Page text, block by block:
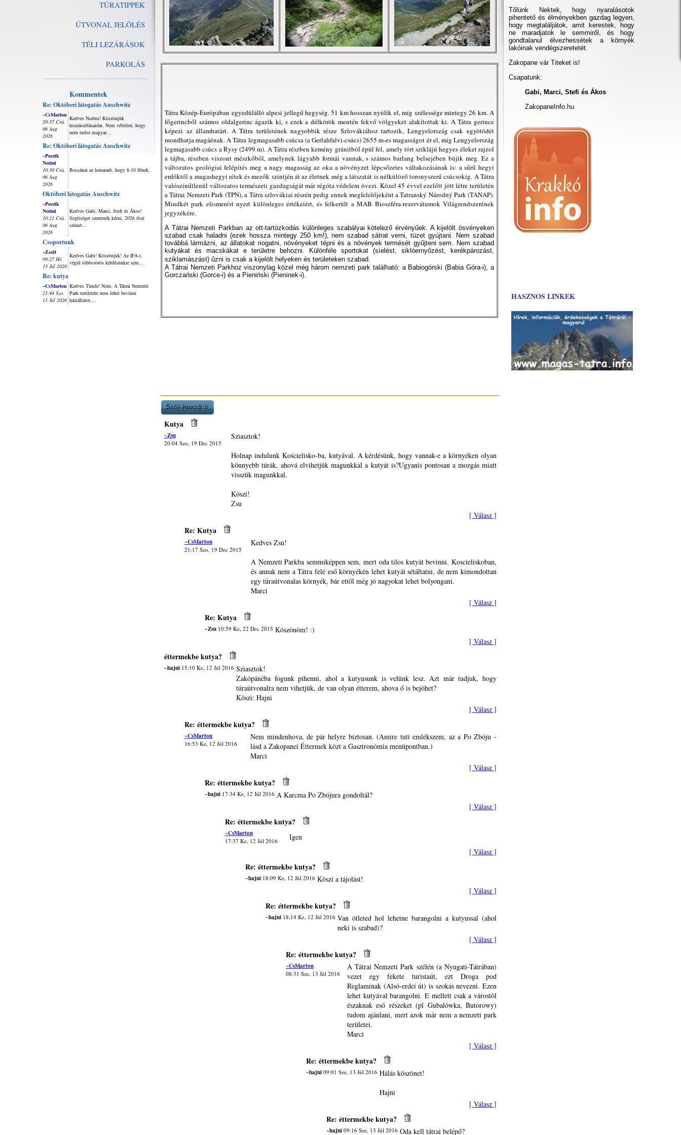
TÚRATIPPEK
ÚTVONAL JELÖLÉS
TÉLI LEZÁRÁSOK
PARKOLÁS
Kommentek
Re: Októberi látogatás Auschwitz
~CsMarton
20:37 Csü,
06 Aug
2026
Kedves Noémi! Köszönjük
hozzászólásaidat. Nem véletlen, hogy
nem tudsz magyar...
Re: Októberi látogatás Auschwitz
~Poczik
Noémi
10:30 Csü,
06 Aug
2026
Bocsánat az lemaradt, hogy 8-10 főnek.
Októberi látogatás Auschwitz
~Poczik
Noémi
10:21 Csü,
06 Aug
2026
Kedves Gabi, Marci, Stefi és Ákos!
Segítséget szeretnék kérni, 2026 őszi
szünet...
Csoportunk
~Zsolt
09:27 Hé,
13 Júl 2026
Kedves Gabi! Köszönjük! Az IFA-t,
végül többszörös kérdésünkre sem...
Re: kutya
~CsMarton
21:44 Szo,
11 Júl 2026
Kedves Tünde! Nem. A Tátrai Nemzeti
Park területére nem lehet bevinni
háziállatot,...
Tátra Közép-Európában egyedülálló alpesi jellegű hegység. 51 km hosszan nyúlik el, míg szélessége mintegy 26 km. A
főgerincből számos oldalgerinc ágazik ki, s ezek a délkörök mentén fekvő völgyeket alakítottak ki. A Tátra gerince
képezi az államhatárt. A Tátra területének nagyobbik része Szlovákiához tartozik, Lengyelország csak egyötödét
mondhatja magáénak. A Tátra legmagasabb csúcsa (a Gerlahfalvi-csúcs) 2655 m-es magasságot ér el, míg Lengyelország
legmagasabb csúcs a Rysy (2499 m). A Tátra részben kemény gránitból épül fel, amely tört sziklájú hegyes éleket rajzol
a tájba, részben viszont mészkőből, amelynek lágyabb formái vannak, s számos barlang belsejében bújik meg. Ez a
változatos geológiai felépítés meg a nagy magasság az oka a növényzet lépcsőzetes váltakozásának is: a sűrű hegyi
erdőktől a magashegyi rétek és mezők szintjén át az életnek még a látszatát is nélkülöző toronyszerű csúcsokig. A Tátra
valószínűtlenül változatos természeti gazdagságát már régóta védelem övezi. Közel 45 évvel ezelőtt jött létre területén
a Tátrai Nemzeti Park (TPN), a Tátra szlovákiai részén pedig ennek megfelelőjeként a Tatranský Národný Park (TANAP).
Mindkét park elismerést nyert különleges értékeiért, és felkerült a MAB Bioszféra-rezervátumok Világrendszerének
jegyzékére.
A Tátrai Nemzeti Parkban az ott-tartózkodás különleges szabályai kötelező érvényűek. A kijelölt ösvényeken
szabad csak haladni (ezek hossza mintegy 250 km!), nem szabad sátrat verni, tüzet gyújtani. Nem szabad
továbbá lármázni, az állatokat riogatni, növényeket tépni és a növények termését gyűjteni sem. Nem szabad
kutyákat és macskákat e területre behozni. Különféle sportokat (síelést, siklóernyőzést, kerékpározást,
sziklamászást) űzni is csak a kijelölt helyeken és területeken szabad.
A Tátrai Nemzeti Parkhoz viszonylag közel még három nemzeti park található: a Babiogórski (Babia Góra-i), a
Gorczański (Gorce-i) és a Pieniński (Pieninek-i).
Kutya
~Zsu
20:04 Szo, 19 Dec 2015
Sziasztok!
Holnap indulunk Kościelisko-ba, kutyával. A kérdésünk, hogy vannak-e a környéken olyan
könnyebb túrák, ahová elvihetjük magunkkal a kutyát is?Ugyanis pontosan a mozgás miatt
visszük magunkkal.
Köszi!
Zsu
[ Válasz ]
Re: Kutya
~CsMarton
21:17 Szo, 19 Dec 2015
Kedves Zsu!
A Nemzeti Parkba semmiképpen sem, mert oda tilos kutyát bevinni. Koscieliskoban,
és annak nem a Tátra felé eső környékén lehet kutyát sétáltatni, de nem kimondottan
egy túraútvonalas környék, bár ettől még jó nagyokat lehet bolyongani.
Marci
[ Válasz ]
Re: Kutya
~Zsu 10:59 Ke, 22 Dec 2015 Köszönöm! :)
[ Válasz ]
éttermekbe kutya?
~hajni 15:10 Ke, 12 Júl 2016 Sziasztok!
Zakópánéba fogunk pihenni, ahol a kutyusunk is velünk lesz. Azt már tudjuk, hogy
túraútvonalra nem vihetjük, de van olyan étterem, ahova ő is bejöhet?
Köszi: Hajni
[ Válasz ]
Re: éttermekbe kutya?
~CsMarton
16:53 Ke, 12 Júl 2016
Nem mindenhova, de pár helyre biztosan. (Amire tuti emlékszem, az a Po Zbóju -
lásd a Zakopanei Éttermek közt a Gasztronómia menüpontban.)
Marci
[ Válasz ]
Re: éttermekbe kutya?
~hajni 17:34 Ke, 12 Júl 2016 A Karcma Po Zbójura gondoltál?
[ Válasz ]
Re: éttermekbe kutya?
~CsMarton
17:37 Ke, 12 Júl 2016
Igen
[ Válasz ]
Re: éttermekbe kutya?
~hajni 18:09 Ke, 12 Júl 2016 Köszi a tájolást!
[ Válasz ]
Re: éttermekbe kutya?
~hajni 18:14 Ke, 12 Júl 2016 Van ötleted hol lehetne barangolni a kutyussal (ahol
neki is szabad)?
[ Válasz ]
Re: éttermekbe kutya?
~CsMarton
08:31 Sze, 13 Júl 2016
A Tátrai Nemzeti Park szélén (a Nyugati-Tátrában)
vezet egy fekete turistaút, ezt Droga pod
Reglaminak (Alsó-erdei út) is szokás nevezni. Ezen
lehet kutyával barangolni. E mellett csak a várostól
északnak eső részeket (pl Gubalówka, Butorowy)
tudom ajánlani, mert azok már nem a nemzeti park
területei.
Marci
[ Válasz ]
Re: éttermekbe kutya?
~hajni 09:01 Sze, 13 Júl 2016 Hálás köszönet!
Hajni
[ Válasz ]
Re: éttermekbe kutya?
~hajni 09:16 Sze, 13 Júl 2016 Oda kell tátrai belépő?
Tőlünk Nektek, hogy nyaralásotok
pihentető és élményekben gazdag legyen,
hogy megtaláljátok, amit kerestek, hogy
ne maradjatok le semmiről, és hogy
gondtalanul élvezhessétek a környék
lakóinak vendégszeretetét.
Zakopane vár Titeket is!
Csapatunk:
Gabi, Marci, Stefi és Ákos
ZakopaneInfo.hu
HASZNOS LINKEK